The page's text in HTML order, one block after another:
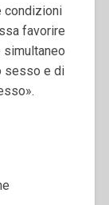
condizioni
favorire
simultaneo
sesso e di